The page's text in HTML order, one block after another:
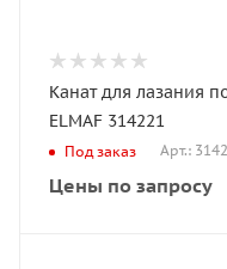
Канат для лазания
ELMAF 314221
Под заказ Арт.:
Цены по запросу